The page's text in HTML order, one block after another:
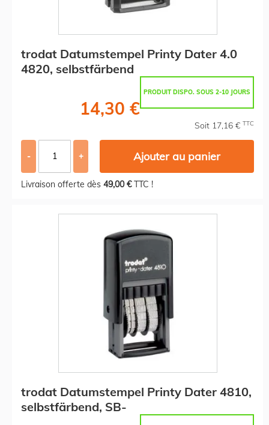
trodat Datumstempel Printy Dater 4.0
4820, selbstfärbend
PRODUIT DISPO. SOUS 2-10 JOURS
14,30 €
Soit 17,16 € TTC
- + Ajouter au panier
Livraison offerte dès 49,00 €TTC !
trodat Datumstempel Printy Dater 4810,
selbstfärbend, SB-